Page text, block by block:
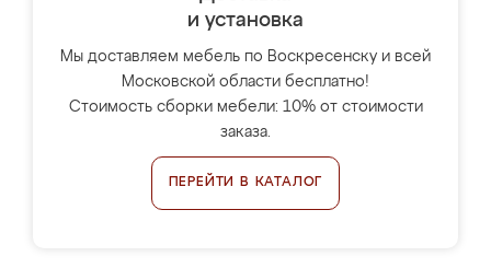
и установка
Мы доставляем мебель по Воскресенску и всей
Московской области бесплатно!
Стоимость сборки мебели: 10% от стоимости
заказа.
ПЕРЕЙТИ В КАТАЛОГ